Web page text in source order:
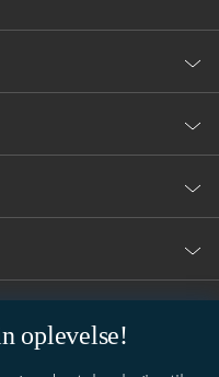
oplevelse!